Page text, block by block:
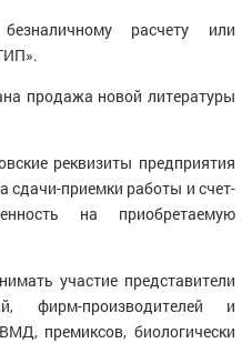
расчету или
продажа новой литературы
реквизиты предприятия
сдачи-приемки работы и счет-
на приобретаемую
участие представители
фирм-производителей и
премиксов, биологически